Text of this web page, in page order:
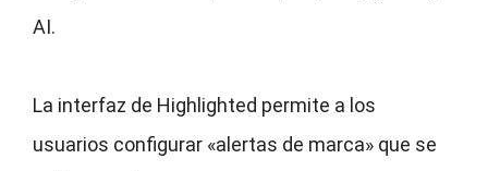
AI.
La interfaz de Highlighted permite a los
usuarios configurar «alertas de marca» que se